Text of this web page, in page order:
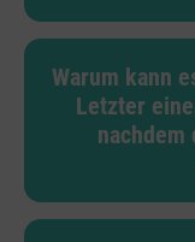
Warum kann
Letzter
nachdem